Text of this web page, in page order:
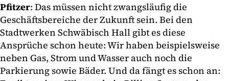
Pfitzer: Das müssen nicht zwangsläufig die
Geschäftsbereiche der Zukunft sein. Bei den
Stadtwerken Schwäbisch Hall gibt es diese
Ansprüche schon heute: Wir haben beispielsweise
neben Gas, Strom und Wasser auch noch die
Parkierung sowie Bäder. Und da fängt es schon an: